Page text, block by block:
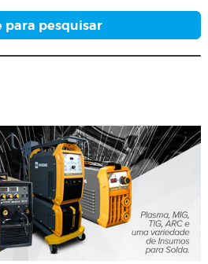
para pesquisar